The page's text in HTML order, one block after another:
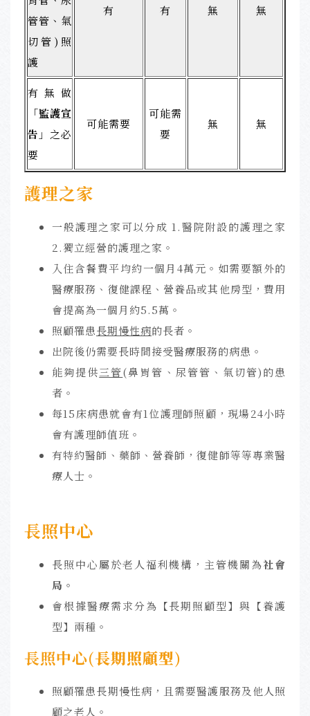
管管、氣
切管)照
護
有 有 無 無
有無做
「監護宣
告 」之必
要
可能需要
可能需
要
無 無
護理之家
一般護理之家可以分成 1.醫院附設的護理之家
2.獨立經營的護理之家。
入住含餐費平均約一個月4萬元。如需要額外的
醫療服務、復健課程、營養品或其他房型，費用
會提高為一個月約5.5萬。
照顧罹患長期慢性病的長者。
出院後仍需要長時間接受醫療服務的病患。
能夠提供三管(鼻胃管、尿管管、氣切管)的患
者。
每15床病患就會有1位護理師照顧，現場24小時
會有護理師值班。
有特約醫師、藥師、營養師，復健師等等專業醫
療人士。
長照中心
長照中心屬於老人福利機構，主管機關為社會
局。
會根據醫療需求分為【長期照顧型】與【養護
型】兩種。
長照中心(長期照顧型)
照顧罹患長期慢性病，且需要醫護服務及他人照
顧之老人。